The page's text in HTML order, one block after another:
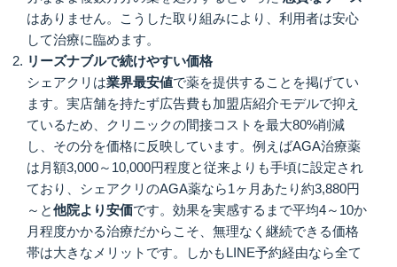
はありません。こうした取り組みにより、利用者は安心
して治療に臨めます。
リーズナブルで続けやすい価格
シェアクリは業界最安値で薬を提供することを掲げてい
ます。実店舗を持たず広告費も加盟店紹介モデルで抑え
ているため、クリニックの間接コストを最大80%削減
し、その分を価格に反映しています。例えばAGA治療薬
は月額3,000～10,000円程度と従来よりも手頃に設定され
ており、シェアクリのAGA薬なら1ヶ月あたり約3,880円
～と他院より安価です。効果を実感するまで平均4～10か
月程度かかる治療だからこそ、無理なく継続できる価格
帯は大きなメリットです。しかもLINE予約経由なら全て